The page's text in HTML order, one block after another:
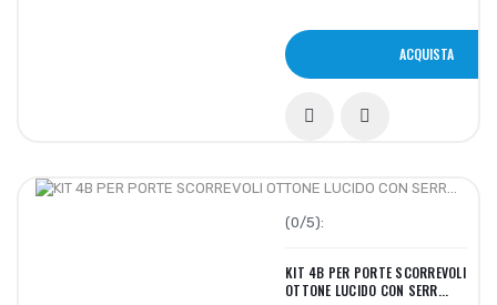
ACQUISTA
(0/5):
KIT 4B PER PORTE SCORREVOLI
OTTONE LUCIDO CON SERR...